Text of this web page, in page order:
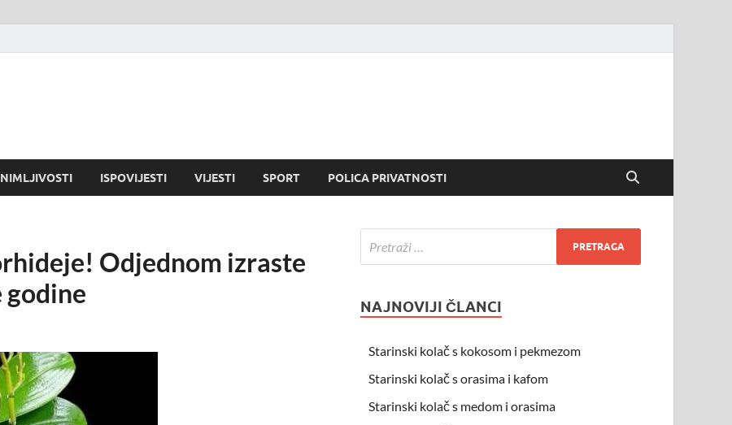
ISPOVIJESTI VIJESTI SPORT POLICA PRIVATNOSTI
Odjednom izraste
godine
NAJNOVIJI ČLANCI
Starinski kolač s kokosom i pekmezom
Starinski kolač s orasima i kafom
Starinski kolač s medom i orasima